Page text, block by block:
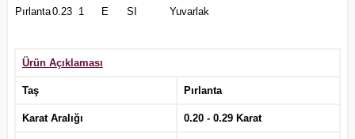
Pırlanta0.23 1 E SI Yuvarlak
Ürün Açıklaması
Taş Pırlanta
Karat Aralığı 0.20 - 0.29 Karat